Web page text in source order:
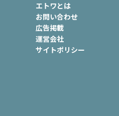
エトワとは
お問い合わせ
広告掲載
運営会社
サイトポリシー